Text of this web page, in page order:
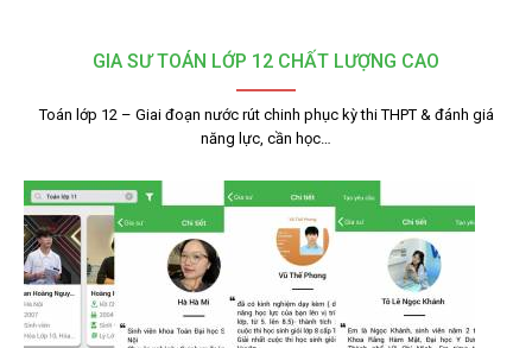
GIA SƯ TOÁN LỚP 12 CHẤT LƯỢNG CAO
Toán lớp 12 – Giai đoạn nước rút chinh phục kỳ thi THPT & đánh giá
năng lực, cần học…